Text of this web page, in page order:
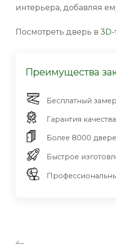
интерьера, добавляя
Посмотреть дверь в 3D-
Преимущества
Бесплатный замер
Гарантия качества
Более 8000
Быстрое